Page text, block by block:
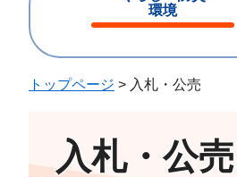
環境
じ
トップページ > 入札・公売
入札・公売